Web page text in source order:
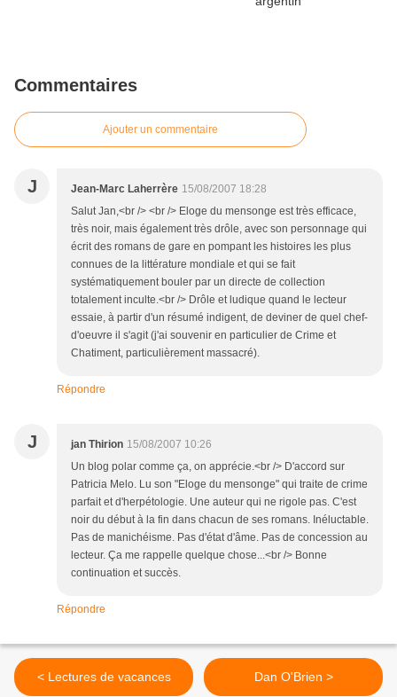
Commentaires
Ajouter un commentaire
J Jean-Marc Laherrère 15/08/2007 18:28
Salut Jan,<br /> <br /> Eloge du mensonge est très efficace,
très noir, mais également très drôle, avec son personnage qui
écrit des romans de gare en pompant les histoires les plus
connues de la littérature mondiale et qui se fait
systématiquement bouler par un directe de collection
totalement inculte.<br /> Drôle et ludique quand le lecteur
essaie, à partir d'un résumé indigent, de deviner de quel chef-
d'oeuvre il s'agit (j'ai souvenir en particulier de Crime et
Chatiment, particulièrement massacré).
Répondre
J jan Thirion 15/08/2007 10:26
Un blog polar comme ça, on apprécie.<br /> D'accord sur
Patricia Melo. Lu son "Eloge du mensonge" qui traite de crime
parfait et d'herpétologie. Une auteur qui ne rigole pas. C'est
noir du début à la fin dans chacun de ses romans. Inéluctable.
Pas de manichéisme. Pas d'état d'âme. Pas de concession au
lecteur. Ça me rappelle quelque chose...<br /> Bonne
continuation et succès.
Répondre
< Lectures de vacances Dan O'Brien >